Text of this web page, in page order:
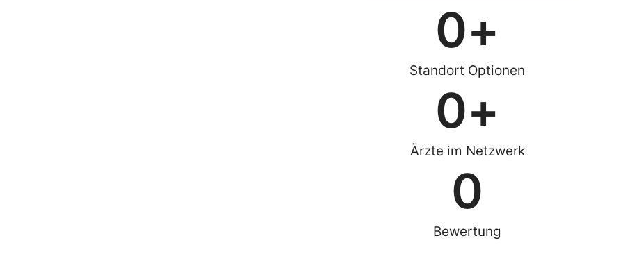
Standort Optionen
0+
Ärzte im Netzwerk
0+
Bewertung
0